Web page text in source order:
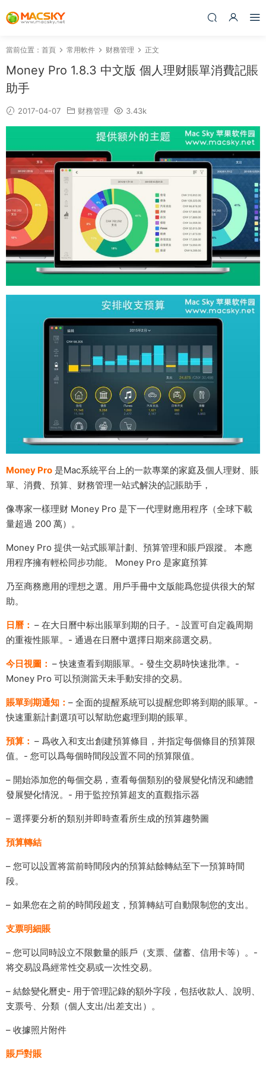
當前位置： 首頁 常用軟件 财務管理 正文
Money Pro 1.8.3 中文版 個人理财賬單消費記賬
助手
2017-04-07 财務管理 3.43k
Money Pro 是Mac系統平台上的一款專業的家庭及個人理财、賬
單、消費、預算、财務管理一站式解決的記賬助手，
像專家一樣理财 Money Pro 是下一代理财應用程序（全球下載
量超過 200 萬）。
Money Pro 提供一站式賬單計劃、預算管理和賬戶跟蹤。 本應
用程序擁有輕松同步功能。 Money Pro 是家庭預算
乃至商務應用的理想之選。用戶手冊中文版能爲您提供很大的幫
助。
日曆： – 在大日曆中标出賬單到期的日子。- 設置可自定義周期
的重複性賬單。- 通過在日曆中選擇日期來篩選交易。
今日視圖： – 快速查看到期賬單。- 發生交易時快速批準。-
Money Pro 可以預測當天未手動安排的交易。
賬單到期通知： – 全面的提醒系統可以提醒您即将到期的賬單。-
快速重新計劃選項可以幫助您處理到期的賬單。
預算： – 爲收入和支出創建預算條目，并指定每個條目的預算限
值。- 您可以爲每個時間段設置不同的預算限值。
– 開始添加您的每個交易，查看每個類别的發展變化情況和總體
發展變化情況。- 用于監控預算超支的直觀指示器
– 選擇要分析的類别并即時查看所生成的預算趨勢圖
預算轉結
– 您可以設置将當前時間段内的預算結餘轉結至下一預算時間
段。
– 如果您在之前的時間段超支，預算轉結可自動限制您的支出。
支票明細賬
– 您可以同時設立不限數量的賬戶（支票、儲蓄、信用卡等）。-
将交易設爲經常性交易或一次性交易。
– 結餘變化曆史- 用于管理記錄的額外字段，包括收款人、說明、
支票号、分類（個人支出/出差支出）。
– 收據照片附件
賬戶對賬